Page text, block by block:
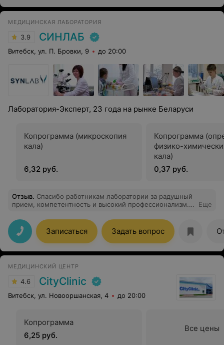
МЕДИЦИНСКАЯ ЛАБОРАТОРИЯ
3.9 СИНЛАБ
Витебск, ул. П. Бровки, 9 до 20:00
Лаборатория-Эксперт, 23 года на рынке Беларуси
Копрограмма (микроскопия
кала)
6,32 руб.
Копрограмма
физико-
кала)
0,37 руб.
Отзыв. Спасибо работникам лаборатории за радушный
прием, компетентность и высокий профессионализм.
Отчет по анализу крови пришел раньше ожидаемого
времени и порадовал результатами. Теперь я уверена в
выборе организации и специалистов для проведения
исследования. Спасибо вам огромное!
Еще
Записаться Задать вопрос
МЕДИЦИНСКИЙ ЦЕНТР
4.6 CityClinic
Витебск, ул. Новооршанская, 4 до 20:00
Копрограмма
6,25 руб.
Все цены